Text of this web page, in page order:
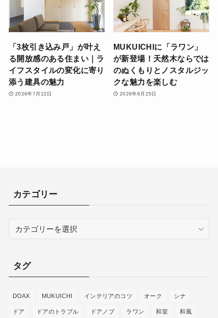
「3枚引き込み戸」が叶え
る開放感のある住まい｜ラ
イフスタイルの変化に寄り
添う建具の魅力
2026年7月22日
MUKUICHIに「ラワン」
が新登場！天然木ならでは
のぬくもりとノスタルジッ
クな魅力を楽しむ
2026年6月25日
カテゴリー
ー
タグ
DOAX MUKUICHI インテリアのコツ オーク シナ
ドア ドアのトラブル ドアノブ ラワン 和室 和風